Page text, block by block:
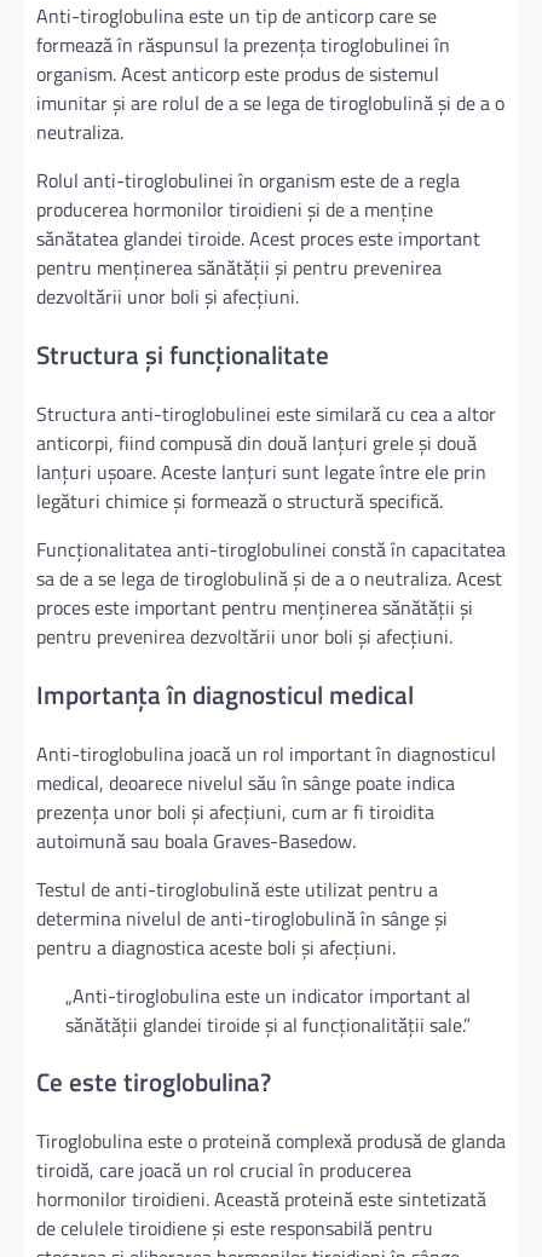
Anti-tiroglobulina este un tip de anticorp care se
formează în răspunsul la prezența tiroglobulinei în
organism. Acest anticorp este produs de sistemul
imunitar și are rolul de a se lega de tiroglobulină și de a o
neutraliza.
Rolul anti-tiroglobulinei în organism este de a regla
producerea hormonilor tiroidieni și de a menține
sănătatea glandei tiroide. Acest proces este important
pentru menținerea sănătății și pentru prevenirea
dezvoltării unor boli și afecțiuni.
Structura și funcționalitate
Structura anti-tiroglobulinei este similară cu cea a altor
anticorpi, fiind compusă din două lanțuri grele și două
lanțuri ușoare. Aceste lanțuri sunt legate între ele prin
legături chimice și formează o structură specifică.
Funcționalitatea anti-tiroglobulinei constă în capacitatea
sa de a se lega de tiroglobulină și de a o neutraliza. Acest
proces este important pentru menținerea sănătății și
pentru prevenirea dezvoltării unor boli și afecțiuni.
Importanța în diagnosticul medical
Anti-tiroglobulina joacă un rol important în diagnosticul
medical, deoarece nivelul său în sânge poate indica
prezența unor boli și afecțiuni, cum ar fi tiroidita
autoimună sau boala Graves-Basedow.
Testul de anti-tiroglobulină este utilizat pentru a
determina nivelul de anti-tiroglobulină în sânge și
pentru a diagnostica aceste boli și afecțiuni.
„Anti-tiroglobulina este un indicator important al
sănătății glandei tiroide și al funcționalității sale.”
Ce este tiroglobulina?
Tiroglobulina este o proteină complexă produsă de glanda
tiroidă, care joacă un rol crucial în producerea
hormonilor tiroidieni. Această proteină este sintetizată
de celulele tiroidiene și este responsabilă pentru